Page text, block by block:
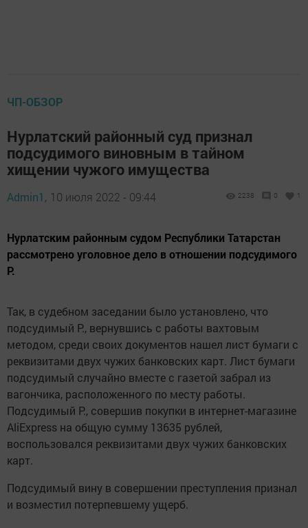
ЧП-ОБЗОР
Нурлатский районный суд признал
подсудимого виновным в тайном
хищении чужого имущества
Admin1, 10 июля 2022 - 09:44 2238 0 1
Нурлатским районным судом Республики Татарстан
рассмотрено уголовное дело в отношении подсудимого
Р.
Так, в судебном заседании было установлено, что
подсудимый Р., вернувшись с работы вахтовым
методом, среди своих документов нашел лист бумаги с
реквизитами двух чужих банковских карт. Лист бумаги
подсудимый случайно вместе с газетой забрал из
вагончика, расположенного по месту работы.
Подсудимый Р., совершив покупки в интернет-магазине
AliExpress на общую сумму 13635 рублей,
воспользовался реквизитами двух чужих банковских
карт.
Подсудимый вину в совершении преступления признал
и возместил потерпевшему ущерб.